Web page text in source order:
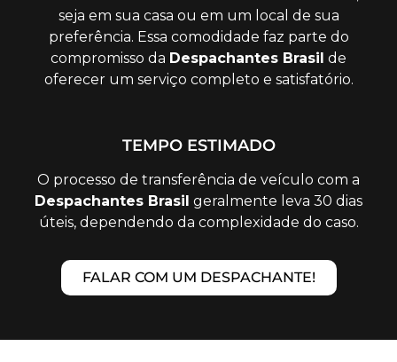
seja em sua casa ou em um local de sua
preferência. Essa comodidade faz parte do
compromisso da Despachantes Brasil de
oferecer um serviço completo e satisfatório.
TEMPO ESTIMADO
O processo de transferência de veículo com a
Despachantes Brasil geralmente leva 30 dias
úteis, dependendo da complexidade do caso.
FALAR COM UM DESPACHANTE!